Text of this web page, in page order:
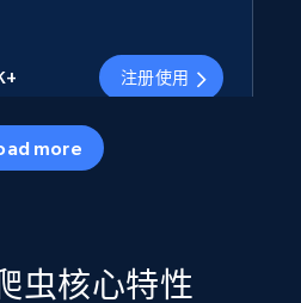
注册使用
Reviews count, and
more
虫核心特性